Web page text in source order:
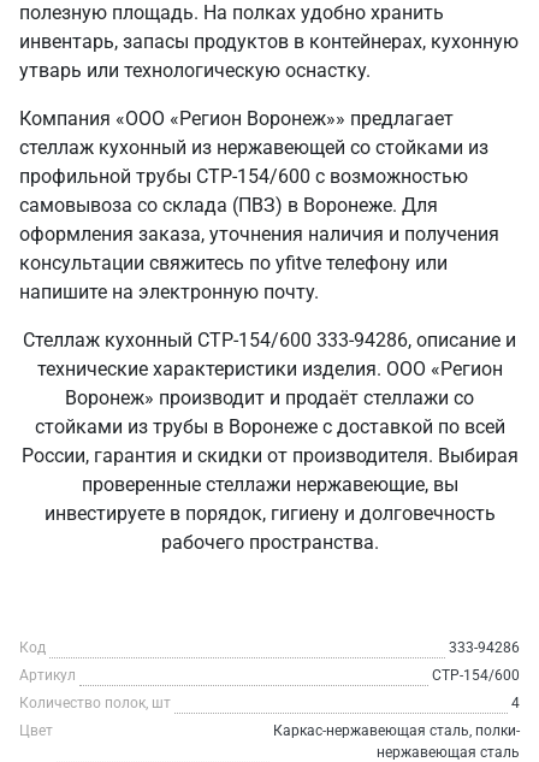
полезную площадь. На полках удобно хранить
инвентарь, запасы продуктов в контейнерах, кухонную
утварь или технологическую оснастку.
Компания «ООО «Регион Воронеж»» предлагает
стеллаж кухонный из нержавеющей со стойками из
профильной трубы СТР-154/600 с возможностью
самовывоза со склада (ПВЗ) в Воронеже. Для
оформления заказа, уточнения наличия и получения
консультации свяжитесь по yfitve телефону или
напишите на электронную почту.
Стеллаж кухонный СТР-154/600 333-94286, описание и
технические характеристики изделия. ООО «Регион
Воронеж» производит и продаёт стеллажи со
стойками из трубы в Воронеже с доставкой по всей
России, гарантия и скидки от производителя. Выбирая
проверенные стеллажи нержавеющие, вы
инвестируете в порядок, гигиену и долговечность
рабочего пространства.
Код
333-94286
Артикул
СТР-154/600
Количество полок, шт
4
Цвет
Каркас-нержавеющая сталь, полки-
нержавеющая сталь